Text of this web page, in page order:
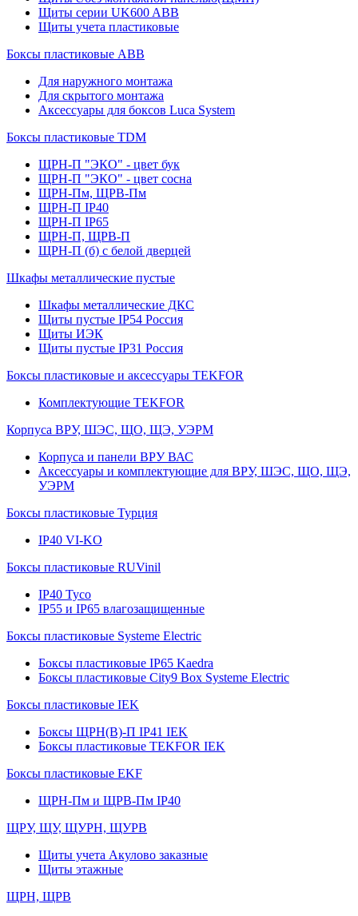
Щиты серии UK600 ABB
Щиты учета пластиковые
Боксы пластиковые ABB
Для наружного монтажа
Для скрытого монтажа
Аксессуары для боксов Luca System
Боксы пластиковые TDM
ЩРН-П "ЭКО" - цвет бук
ЩРН-П "ЭКО" - цвет сосна
ЩРН-Пм, ЩРВ-Пм
ЩРН-П IP40
ЩРН-П IP65
ЩРН-П, ЩРВ-П
ЩРН-П (б) с белой дверцей
Шкафы металлические пустые
Шкафы металлические ДКС
Щиты пустые IP54 Россия
Щиты ИЭК
Щиты пустые IP31 Россия
Боксы пластиковые и аксессуары TEKFOR
Комплектующие TEKFOR
Корпуса ВРУ, ШЭС, ЩО, ЩЭ, УЭРМ
Корпуса и панели ВРУ ВАС
Аксессуары и комплектующие для ВРУ, ШЭС, ЩО, ЩЭ,
УЭРМ
Боксы пластиковые Турция
IP40 VI-KO
Боксы пластиковые RUVinil
IP40 Тусо
IP55 и IP65 влагозащищенные
Боксы пластиковые Systeme Electric
Боксы пластиковые IP65 Kaedra
Боксы пластиковые City9 Box Systeme Electric
Боксы пластиковые IEK
Боксы ЩРН(В)-П IP41 IEK
Боксы пластиковые TEKFOR IEK
Боксы пластиковые EKF
ЩРН-Пм и ЩРВ-Пм IP40
ЩРУ, ЩУ, ЩУРН, ЩУРВ
Щиты учета Акулово заказные
Щиты этажные
ЩРН, ЩРВ